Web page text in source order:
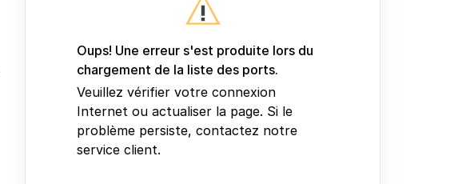
Oups! Une erreur s'est produite lors du
chargement de la liste des ports.
Veuillez vérifier votre connexion
Internet ou actualiser la page. Si le
problème persiste, contactez notre
service client.